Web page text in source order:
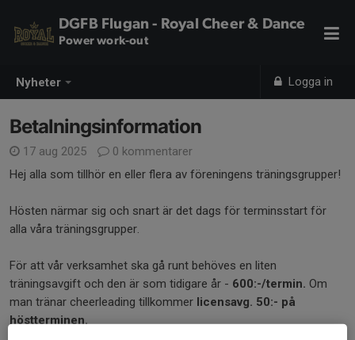
Nyheter Logga in
DGFB Flugan - Royal Cheer & Dance
Power work-out
Betalningsinformation
17 aug 2025
0 kommentarer
Hej alla som tillhör en eller flera av föreningens träningsgrupper!
Hösten närmar sig och snart är det dags för terminsstart för
alla våra träningsgrupper.
För att vår verksamhet ska gå runt behöves en liten
träningsavgift och den är som tidigare år - 600:-/termin. Om
man tränar cheerleading tillkommer licensavg. 50:- på
höstterminen.